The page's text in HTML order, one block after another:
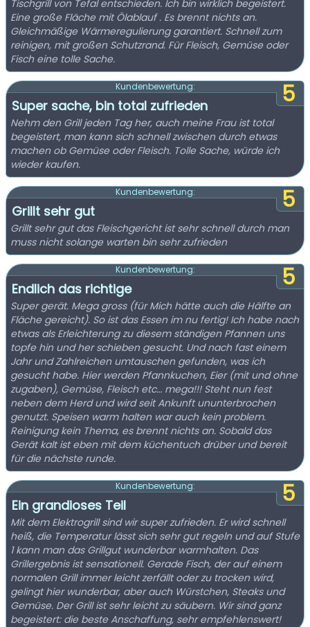
Tischgrill von Tefal entschieden. Ich bin wirklich begeistert.
Eine große Fläche mit Ölablauf . Es brennt nichts an.
Gleichmäßige Wärmeregulierung garantiert. Schnell zum
reinigen, mit großen Schutzrand. Für Fleisch, Gemüse oder
Fisch eine tolle Sache.
5
Kundenbewertung:
Super sache, bin total zufrieden
Nehm den Grill jeden Tag her, auch meine Frau ist total
begeistert, man kann sich schnell zwischen durch etwas
machen ob Gemüse oder Fleisch. Tolle Sache, würde ich
wieder kaufen.
5
Kundenbewertung:
Grillt sehr gut
Grillt sehr gut das Fleischgericht ist sehr schnell durch man
muss nicht solange warten bin sehr zufrieden
5
Kundenbewertung:
Endlich das richtige
Super gerät. Mega gross (für Mich hätte auch die Hälfte an
Fläche gereicht). So ist das Essen im nu fertig! Ich habe nach
etwas als Erleichterung zu diesem ständigen Pfannen uns
topfe hin und her schieben gesucht. Und nach fast einem
Jahr und Zahlreichen umtauschen gefunden, was ich
gesucht habe. Hier werden Pfannkuchen, Eier (mit und ohne
zugaben), Gemüse, Fleisch etc… mega!!! Steht nun fest
neben dem Herd und wird seit Ankunft ununterbrochen
genutzt. Speisen warm halten war auch kein problem.
Reinigung kein Thema, es brennt nichts an. Sobald das
Gerät kalt ist eben mit dem küchentuch drüber und bereit
für die nächste runde.
5
Kundenbewertung:
Ein grandioses Teil
Mit dem Elektrogrill sind wir super zufrieden. Er wird schnell
heiß, die Temperatur lässt sich sehr gut regeln und auf Stufe
1 kann man das Grillgut wunderbar warmhalten. Das
Grillergebnis ist sensationell. Gerade Fisch, der auf einem
normalen Grill immer leicht zerfällt oder zu trocken wird,
gelingt hier wunderbar, aber auch Würstchen, Steaks und
Gemüse. Der Grill ist sehr leicht zu säubern. Wir sind ganz
begeistert: die beste Anschaffung, sehr empfehlenswert!